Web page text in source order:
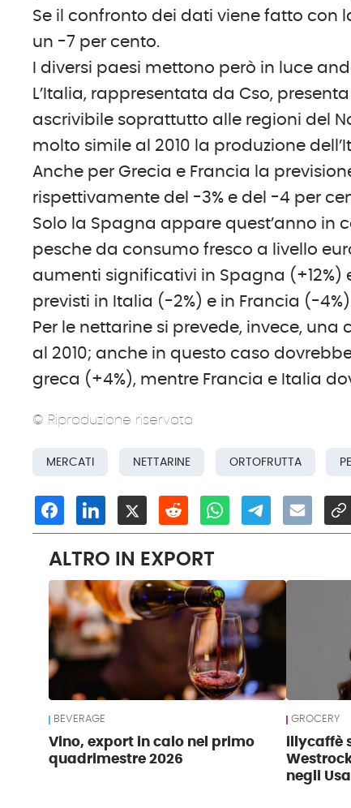
Se il confronto dei dati viene fatto con
un -7 per cento.
I diversi paesi mettono però in luce
L’Italia, rappresentata da Cso,
ascrivibile soprattutto alle regioni del
molto simile al 2010 la produzione
Anche per Grecia e Francia la
rispettivamente del -3% e del -4 per
Solo la Spagna appare quest’anno in
pesche da consumo fresco a livello
aumenti significativi in Spagna
previsti in Italia (-2%) e in Francia (-
Per le nettarine si prevede, invece, una
al 2010; anche in questo caso
greca (+4%), mentre Francia e Italia
© Riproduzione riservata
MERCATI NETTARINE ORTOFRUTTA
ALTRO IN EXPORT
BEVERAGE
Vino, export in calo nel primo
quadrimestre 2026
GROCERY
illycaffè
negli Usa